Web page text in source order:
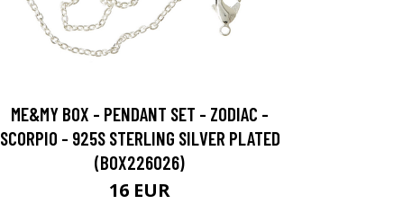
ME&MY BOX - PENDANT SET - ZODIAC -
SCORPIO - 925S STERLING SILVER PLATED
(BOX226026)
16 EUR